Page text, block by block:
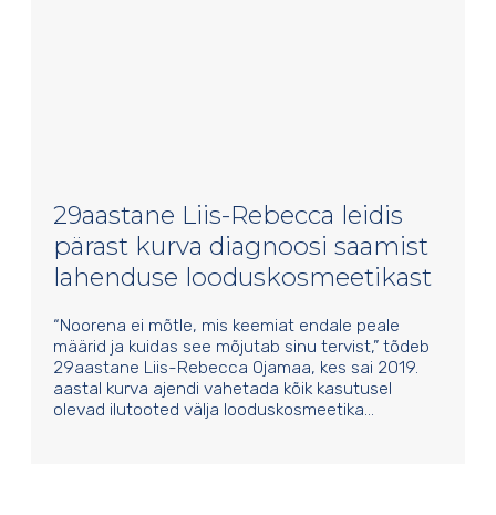
29aastane Liis-Rebecca leidis
pärast kurva diagnoosi saamist
lahenduse looduskosmeetikast
“Noorena ei mõtle, mis keemiat endale peale
määrid ja kuidas see mõjutab sinu tervist,” tõdeb
29aastane Liis-Rebecca Ojamaa, kes sai 2019.
aastal kurva ajendi vahetada kõik kasutusel
olevad ilutooted välja looduskosmeetika…